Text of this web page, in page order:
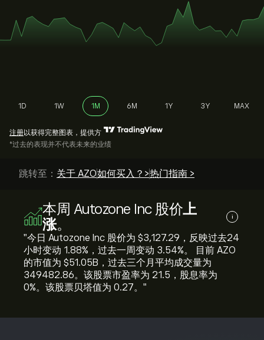
1D 1W 1M 6M 1Y 3Y MAX
注册以获得完整图表，提供方
*过去的表现并不代表未来的业绩
跳转至： 关于 AZO如何买入？>热门指南 >
本周 Autozone Inc 股价上
涨。 i
"今日 Autozone Inc 股价为 ‎$‎3,127.29，反映过去24
小时变动 ‎1.88‎%，过去一周变动 ‎3.54‎%。 目前 AZO
的市值为 ‎$‎51.05B，过去三个月平均成交量为
349482.86。该股票市盈率为 21.5，股息率为
0%。该股票贝塔值为 0.27。"